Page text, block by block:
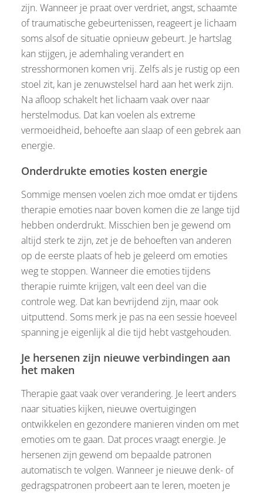
zijn. Wanneer je praat over verdriet, angst, schaamte
of traumatische gebeurtenissen, reageert je lichaam
soms alsof de situatie opnieuw gebeurt. Je hartslag
kan stijgen, je ademhaling verandert en
stresshormonen komen vrij. Zelfs als je rustig op een
stoel zit, kan je zenuwstelsel hard aan het werk zijn.
Na afloop schakelt het lichaam vaak over naar
herstelmodus. Dat kan voelen als extreme
vermoeidheid, behoefte aan slaap of een gebrek aan
energie.
Onderdrukte emoties kosten energie
Sommige mensen voelen zich moe omdat er tijdens
therapie emoties naar boven komen die ze lange tijd
hebben onderdrukt. Misschien ben je gewend om
altijd sterk te zijn, zet je de behoeften van anderen
op de eerste plaats of heb je geleerd om emoties
weg te stoppen. Wanneer die emoties tijdens
therapie ruimte krijgen, valt een deel van die
controle weg. Dat kan bevrijdend zijn, maar ook
uitputtend. Soms merk je pas na een sessie hoeveel
spanning je eigenlijk al die tijd hebt vastgehouden.
Je hersenen zijn nieuwe verbindingen aan
het maken
Therapie gaat vaak over verandering. Je leert anders
naar situaties kijken, nieuwe overtuigingen
ontwikkelen en gezondere manieren vinden om met
emoties om te gaan. Dat proces vraagt energie. Je
hersenen zijn gewend om bepaalde patronen
automatisch te volgen. Wanneer je nieuwe denk- of
gedragspatronen probeert aan te leren, moeten je